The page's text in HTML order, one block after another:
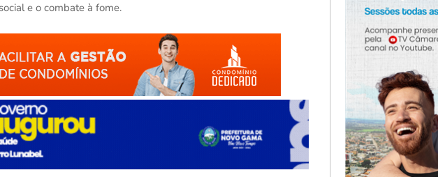
e o combate à fome.